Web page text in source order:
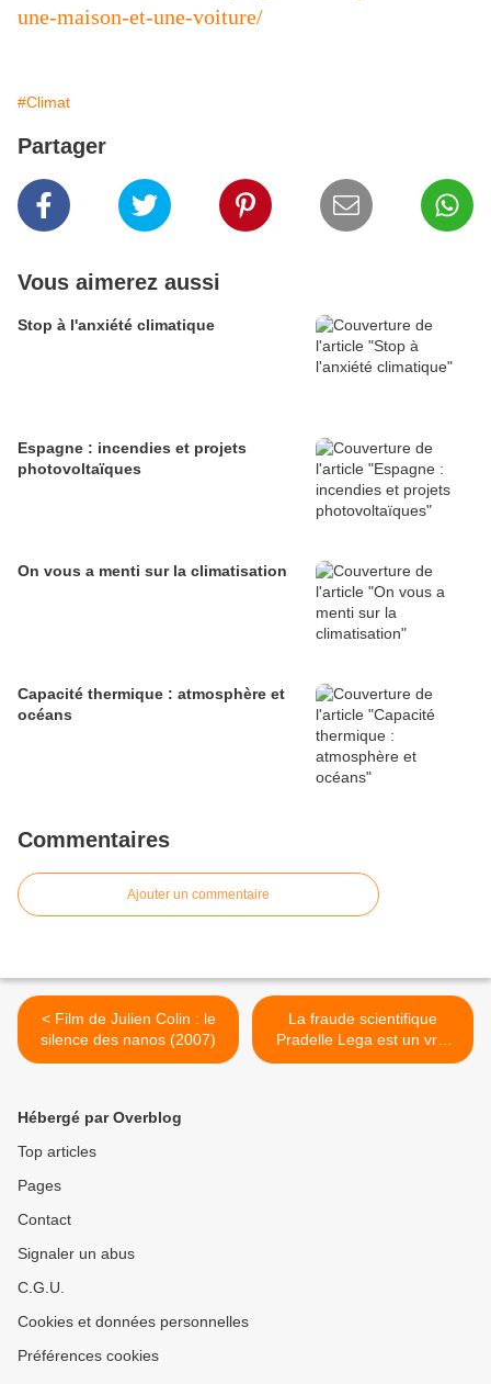
une-maison-et-une-voiture/
#Climat
Partager
Vous aimerez aussi
Stop à l'anxiété climatique
Espagne : incendies et projets
photovoltaïques
On vous a menti sur la climatisation
Capacité thermique : atmosphère et
océans
Commentaires
Ajouter un commentaire
< Film de Julien Colin : le
silence des nanos (2007)
La fraude scientifique
Pradelle Lega est un vrai
danger pour la science-
Hébergé par Overblog
Top articles
Pages
Contact
Signaler un abus
C.G.U.
Cookies et données personnelles
Préférences cookies